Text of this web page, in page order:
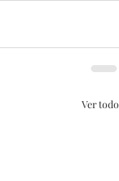
Ver todo